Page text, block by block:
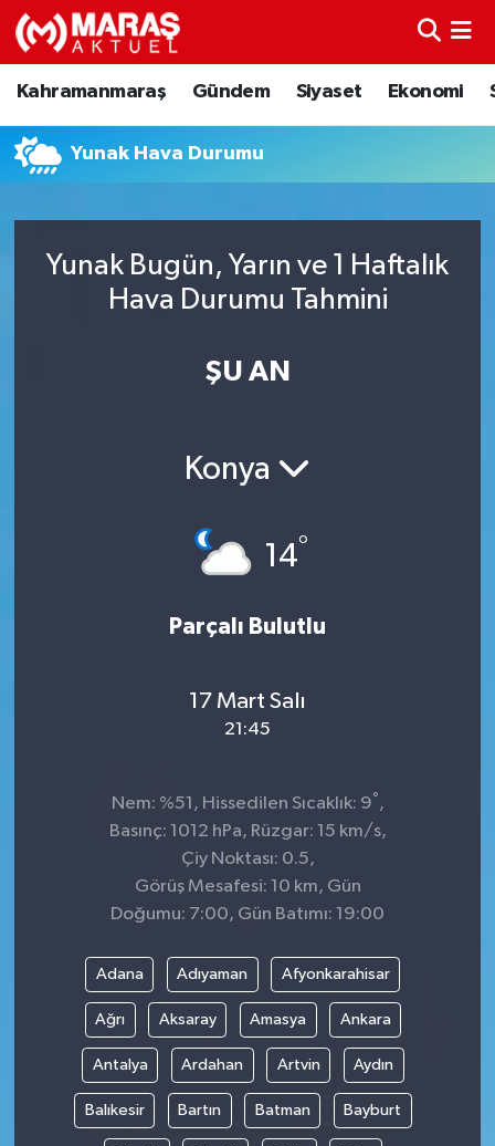
Kahramanmaraş Gündem Siyaset Ekonomi
Yunak Hava Durumu
Yunak Bugün, Yarın ve 1 Haftalık
Hava Durumu Tahmini
ŞU AN
Konya
14°
Parçalı Bulutlu
17 Mart Salı
21:45
Nem: %51, Hissedilen Sıcaklık: 9° ,
Basınç: 1012 hPa, Rüzgar: 15 km/s,
Çiy Noktası: 0.5,
Görüş Mesafesi: 10 km, Gün
Doğumu: 7:00, Gün Batımı: 19:00
Adana Adıyaman Afyonkarahisar
Ağrı Aksaray Amasya Ankara
Antalya Ardahan Artvin Aydın
Balıkesir Bartın Batman Bayburt
Kahramanmaraş
Ekonomi
Nöbetçi Eczaneler
Trafik Durumu
TFF 3.Lig 4.Grup Puan Durumu ve Fikstür